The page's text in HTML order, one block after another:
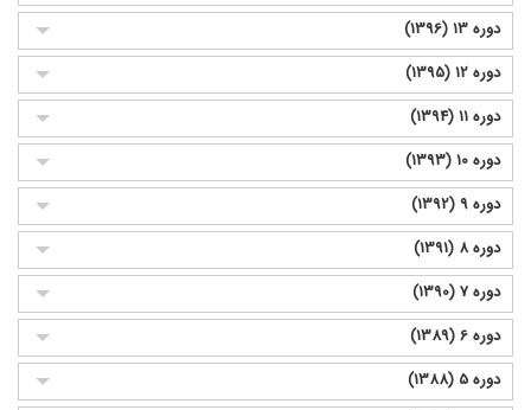
دوره 13 (1396)
دوره 12 (1395)
دوره 11 (1394)
دوره 10 (1393)
دوره 9 (1392)
دوره 8 (1391)
دوره 7 (1390)
دوره 6 (1389)
دوره 5 (1388)